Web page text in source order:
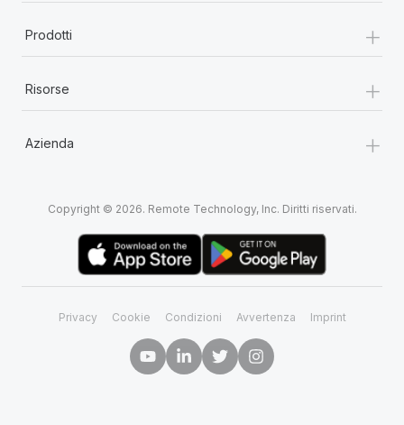
Prodotti +
Risorse +
Azienda +
Copyright © 2026. Remote Technology, Inc. Diritti riservati.
Privacy Cookie Condizioni Avvertenza Imprint